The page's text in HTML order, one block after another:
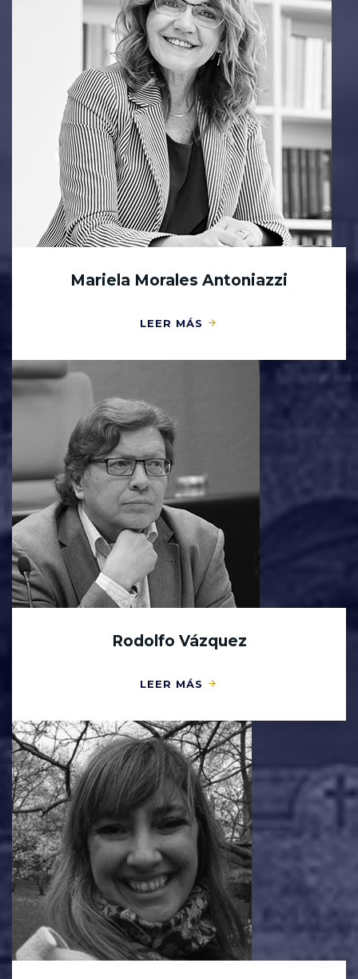
Mariela Morales Antoniazzi
LEER MÁS
Rodolfo Vázquez
LEER MÁS